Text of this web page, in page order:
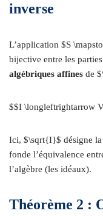
inverse
L’application $S
bijective entre les
algébriques affines de
$$I \longleftrightarrow
Ici, $\sqrt{I}$ désigne la
fonde l’équivalence
l’algèbre (les idéaux).
Théorème 2 :